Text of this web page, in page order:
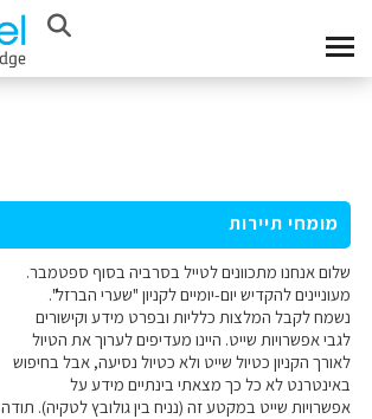
מומחי תיירות
שלום אנחנו מתכוונים לטייל בסרביה בסוף ספטמבר.
מעוניינים להקדיש יום-יומיים לקניון "שערי הברזל".
נשמח לקבל המלצות כלליות ובפרט מידע וקישורים
לגבי אפשרויות שייט. היינו מעדיפים לערוך את הטיול
לאורך הקניון כטיול שייט ולא כטיול נסיעה, אבל בחיפוש
באינטרנט לא כל כך מצאתי בינתיים מידע על
אפשרויות שייט במקטע זה (נניח בין גולובץ לטקיה). תודה